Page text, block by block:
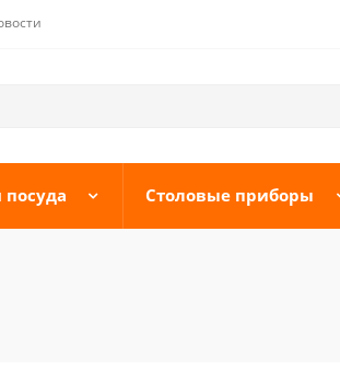
посуда Столовые приборы